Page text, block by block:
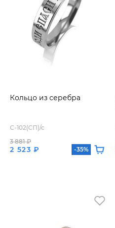
Кольцо из серебра
С-102(СП)/с
2 523 ₽
3 881 ₽
-35%